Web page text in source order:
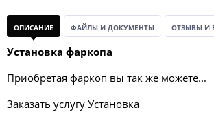
ОПИСАНИЕ ФАЙЛЫ И ДОКУМЕНТЫ ОТЗЫВЫ И
Установка фаркопа
Приобретая фаркоп вы так же можете...
Заказать услугу Установка